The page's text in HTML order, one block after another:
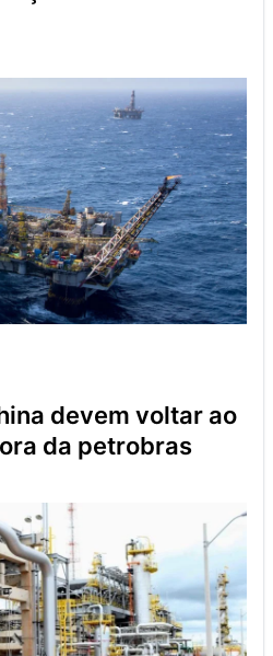
da petrobras